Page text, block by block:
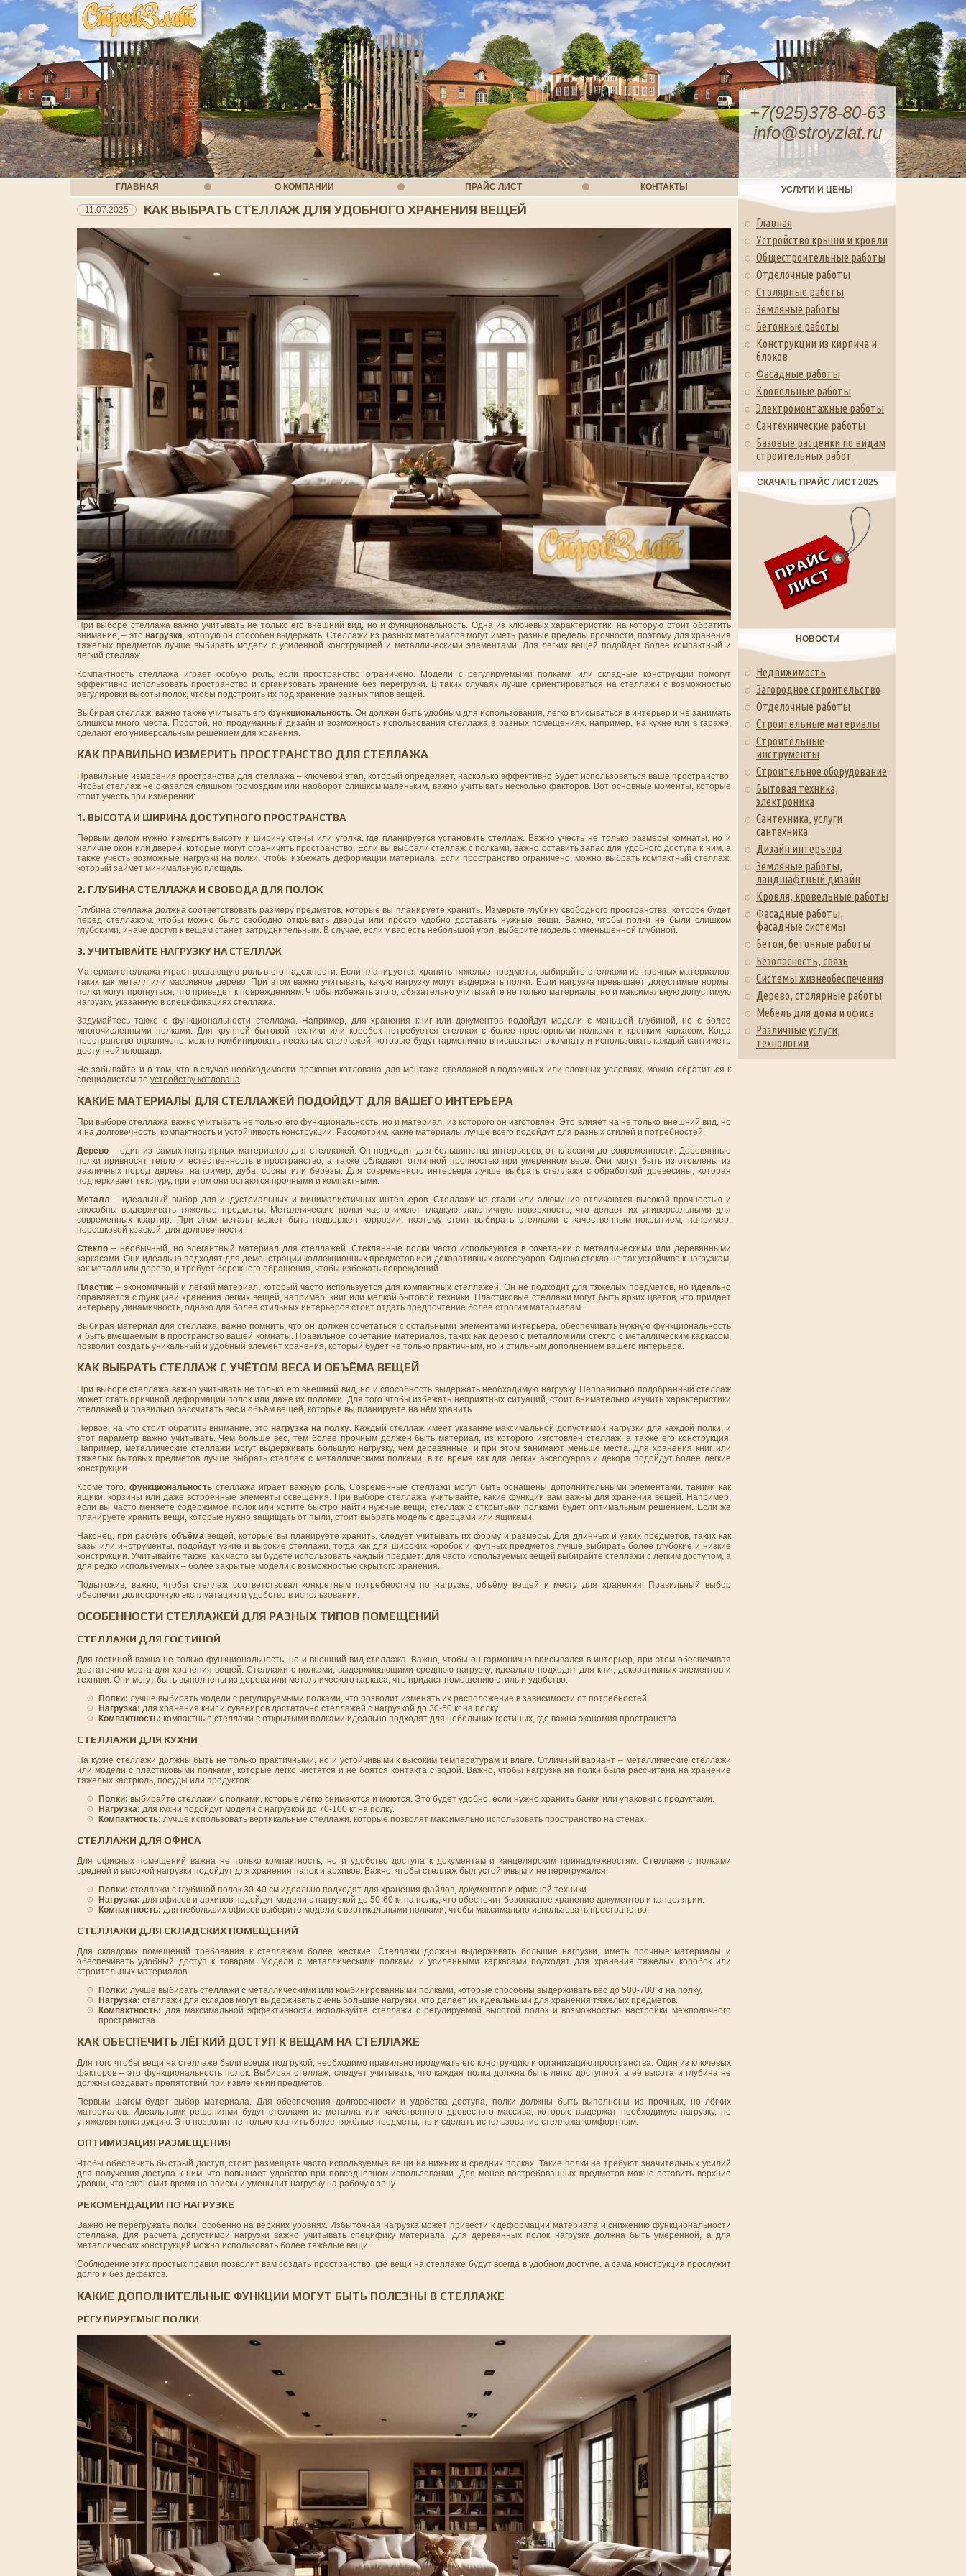
+7(925)378-80-63
info@stroyzlat.ru
ГЛАВНАЯ О КОМПАНИИ ПРАЙС ЛИСТ КОНТАКТЫ
11.07.2025 КАК ВЫБРАТЬ СТЕЛЛАЖ ДЛЯ УДОБНОГО ХРАНЕНИЯ ВЕЩЕЙ
При выборе стеллажа важно учитывать не только его внешний вид, но и функциональность. Одна из ключевых характеристик, на которую стоит обратить
внимание, – это нагрузка, которую он способен выдержать. Стеллажи из разных материалов могут иметь разные пределы прочности, поэтому для хранения
тяжелых предметов лучше выбирать модели с усиленной конструкцией и металлическими элементами. Для легких вещей подойдет более компактный и
легкий стеллаж.
Компактность стеллажа играет особую роль, если пространство ограничено. Модели с регулируемыми полками или складные конструкции помогут
эффективно использовать пространство и организовать хранение без перегрузки. В таких случаях лучше ориентироваться на стеллажи с возможностью
регулировки высоты полок, чтобы подстроить их под хранение разных типов вещей.
Выбирая стеллаж, важно также учитывать его функциональность. Он должен быть удобным для использования, легко вписываться в интерьер и не занимать
слишком много места. Простой, но продуманный дизайн и возможность использования стеллажа в разных помещениях, например, на кухне или в гараже,
сделают его универсальным решением для хранения.
КАК ПРАВИЛЬНО ИЗМЕРИТЬ ПРОСТРАНСТВО ДЛЯ СТЕЛЛАЖА
Правильные измерения пространства для стеллажа – ключевой этап, который определяет, насколько эффективно будет использоваться ваше пространство.
Чтобы стеллаж не оказался слишком громоздким или наоборот слишком маленьким, важно учитывать несколько факторов. Вот основные моменты, которые
стоит учесть при измерении:
1. ВЫСОТА И ШИРИНА ДОСТУПНОГО ПРОСТРАНСТВА
Первым делом нужно измерить высоту и ширину стены или уголка, где планируется установить стеллаж. Важно учесть не только размеры комнаты, но и
наличие окон или дверей, которые могут ограничить пространство. Если вы выбрали стеллаж с полками, важно оставить запас для удобного доступа к ним, а
также учесть возможные нагрузки на полки, чтобы избежать деформации материала. Если пространство ограничено, можно выбрать компактный стеллаж,
который займет минимальную площадь.
2. ГЛУБИНА СТЕЛЛАЖА И СВОБОДА ДЛЯ ПОЛОК
Глубина стеллажа должна соответствовать размеру предметов, которые вы планируете хранить. Измерьте глубину свободного пространства, которое будет
перед стеллажом, чтобы можно было свободно открывать дверцы или просто удобно доставать нужные вещи. Важно, чтобы полки не были слишком
глубокими, иначе доступ к вещам станет затруднительным. В случае, если у вас есть небольшой угол, выберите модель с уменьшенной глубиной.
3. УЧИТЫВАЙТЕ НАГРУЗКУ НА СТЕЛЛАЖ
Материал стеллажа играет решающую роль в его надежности. Если планируется хранить тяжелые предметы, выбирайте стеллажи из прочных материалов,
таких как металл или массивное дерево. При этом важно учитывать, какую нагрузку могут выдержать полки. Если нагрузка превышает допустимые нормы,
полки могут прогнуться, что приведет к повреждениям. Чтобы избежать этого, обязательно учитывайте не только материалы, но и максимальную допустимую
нагрузку, указанную в спецификациях стеллажа.
Задумайтесь также о функциональности стеллажа. Например, для хранения книг или документов подойдут модели с меньшей глубиной, но с более
многочисленными полками. Для крупной бытовой техники или коробок потребуется стеллаж с более просторными полками и крепким каркасом. Когда
пространство ограничено, можно комбинировать несколько стеллажей, которые будут гармонично вписываться в комнату и использовать каждый сантиметр
доступной площади.
Не забывайте и о том, что в случае необходимости прокопки котлована для монтажа стеллажей в подземных или сложных условиях, можно обратиться к
специалистам по устройству котлована
КАКИЕ МАТЕРИАЛЫ ДЛЯ СТЕЛЛАЖЕЙ ПОДОЙДУТ ДЛЯ ВАШЕГО ИНТЕРЬЕРА
При выборе стеллажа важно учитывать не только его функциональность, но и материал, из которого он изготовлен. Это влияет на не только внешний вид, но
и на долговечность, компактность и устойчивость конструкции. Рассмотрим, какие материалы лучше всего подойдут для разных стилей и потребностей.
Дерево – один из самых популярных материалов для стеллажей. Он подходит для большинства интерьеров, от классики до современности. Деревянные
полки привносят тепло и естественность в пространство, а также обладают отличной прочностью при умеренном весе. Они могут быть изготовлены из
различных пород дерева, например, дуба, сосны или берёзы. Для современного интерьера лучше выбрать стеллажи с обработкой древесины, которая
подчеркивает текстуру, при этом они остаются прочными и компактными.
Металл – идеальный выбор для индустриальных и минималистичных интерьеров. Стеллажи из стали или алюминия отличаются высокой прочностью и
способны выдерживать тяжелые предметы. Металлические полки часто имеют гладкую, лаконичную поверхность, что делает их универсальными для
современных квартир. При этом металл может быть подвержен коррозии, поэтому стоит выбирать стеллажи с качественным покрытием, например,
порошковой краской, для долговечности.
Стекло – необычный, но элегантный материал для стеллажей. Стеклянные полки часто используются в сочетании с металлическими или деревянными
каркасами. Они идеально подходят для демонстрации коллекционных предметов или декоративных аксессуаров. Однако стекло не так устойчиво к нагрузкам,
как металл или дерево, и требует бережного обращения, чтобы избежать повреждений.
Пластик – экономичный и легкий материал, который часто используется для компактных стеллажей. Он не подходит для тяжелых предметов, но идеально
справляется с функцией хранения легких вещей, например, книг или мелкой бытовой техники. Пластиковые стеллажи могут быть ярких цветов, что придает
интерьеру динамичность, однако для более стильных интерьеров стоит отдать предпочтение более строгим материалам.
Выбирая материал для стеллажа, важно помнить, что он должен сочетаться с остальными элементами интерьера, обеспечивать нужную функциональность
и быть вмещаемым в пространство вашей комнаты. Правильное сочетание материалов, таких как дерево с металлом или стекло с металлическим каркасом,
позволит создать уникальный и удобный элемент хранения, который будет не только практичным, но и стильным дополнением вашего интерьера.
КАК ВЫБРАТЬ СТЕЛЛАЖ С УЧЁТОМ ВЕСА И ОБЪЁМА ВЕЩЕЙ
При выборе стеллажа важно учитывать не только его внешний вид, но и способность выдержать необходимую нагрузку. Неправильно подобранный стеллаж
может стать причиной деформации полок или даже их поломки. Для того чтобы избежать неприятных ситуаций, стоит внимательно изучить характеристики
стеллажей и правильно рассчитать вес и объём вещей, которые вы планируете на нём хранить.
Первое, на что стоит обратить внимание, это нагрузка на полку . Каждый стеллаж имеет указание максимальной допустимой нагрузки для каждой полки, и
этот параметр важно учитывать. Чем больше вес, тем более прочным должен быть материал, из которого изготовлен стеллаж, а также его конструкция.
Например, металлические стеллажи могут выдерживать большую нагрузку, чем деревянные, и при этом занимают меньше места. Для хранения книг или
тяжёлых бытовых предметов лучше выбрать стеллаж с металлическими полками, в то время как для лёгких аксессуаров и декора подойдут более лёгкие
конструкции.
Кроме того, функциональность стеллажа играет важную роль. Современные стеллажи могут быть оснащены дополнительными элементами, такими как
ящики, корзины или даже встроенные элементы освещения. При выборе стеллажа учитывайте, какие функции вам важны для хранения вещей. Например,
если вы часто меняете содержимое полок или хотите быстро найти нужные вещи, стеллаж с открытыми полками будет оптимальным решением. Если же
планируете хранить вещи, которые нужно защищать от пыли, стоит выбрать модель с дверцами или ящиками.
Наконец, при расчётеобъёма вещей, которые вы планируете хранить, следует учитывать их форму и размеры. Для длинных и узких предметов, таких как
вазы или инструменты, подойдут узкие и высокие стеллажи, тогда как для широких коробок и крупных предметов лучше выбирать более глубокие и низкие
конструкции. Учитывайте также, как часто вы будете использовать каждый предмет: для часто используемых вещей выбирайте стеллажи с лёгким доступом, а
для редко используемых – более закрытые модели с возможностью скрытого хранения.
Подытожив, важно, чтобы стеллаж соответствовал конкретным потребностям по нагрузке, объёму вещей и месту для хранения. Правильный выбор
обеспечит долгосрочную эксплуатацию и удобство в использовании.
ОСОБЕННОСТИ СТЕЛЛАЖЕЙ ДЛЯ РАЗНЫХ ТИПОВ ПОМЕЩЕНИЙ
СТЕЛЛАЖИ ДЛЯ ГОСТИНОЙ
Для гостиной важна не только функциональность, но и внешний вид стеллажа. Важно, чтобы он гармонично вписывался в интерьер, при этом обеспечивая
достаточно места для хранения вещей. Стеллажи с полками, выдерживающими среднюю нагрузку, идеально подходят для книг, декоративных элементов и
техники. Они могут быть выполнены из дерева или металлического каркаса, что придаст помещению стиль и удобство.
Полки: лучше выбирать модели с регулируемыми полками, что позволит изменять их расположение в зависимости от потребностей.
Нагрузка: для хранения книг и сувениров достаточно стеллажей с нагрузкой до 30-50 кг на полку.
Компактность: компактные стеллажи с открытыми полками идеально подходят для небольших гостиных, где важна экономия пространства.
СТЕЛЛАЖИ ДЛЯ КУХНИ
На кухне стеллажи должны быть не только практичными, но и устойчивыми к высоким температурам и влаге. Отличный вариант – металлические стеллажи
или модели с пластиковыми полками, которые легко чистятся и не боятся контакта с водой. Важно, чтобы нагрузка на полки была рассчитана на хранение
тяжёлых кастрюль, посуды или продуктов.
Полки: выбирайте стеллажи с полками, которые легко снимаются и моются. Это будет удобно, если нужно хранить банки или упаковки с продуктами.
Нагрузка: для кухни подойдут модели с нагрузкой до 70-100 кг на полку.
Компактность: лучше использовать вертикальные стеллажи, которые позволят максимально использовать пространство на стенах.
СТЕЛЛАЖИ ДЛЯ ОФИСА
Для офисных помещений важна не только компактность, но и удобство доступа к документам и канцелярским принадлежностям. Стеллажи с полками
средней и высокой нагрузки подойдут для хранения папок и архивов. Важно, чтобы стеллаж был устойчивым и не перегружался.
Полки: стеллажи с глубиной полок 30-40 см идеально подходят для хранения файлов, документов и офисной техники.
Нагрузка: для офисов и архивов подойдут модели с нагрузкой до 50-60 кг на полку, что обеспечит безопасное хранение документов и канцелярии.
Компактность: для небольших офисов выберите модели с вертикальными полками, чтобы максимально использовать пространство.
СТЕЛЛАЖИ ДЛЯ СКЛАДСКИХ ПОМЕЩЕНИЙ
Для складских помещений требования к стеллажам более жесткие. Стеллажи должны выдерживать большие нагрузки, иметь прочные материалы и
обеспечивать удобный доступ к товарам. Модели с металлическими полками и усиленными каркасами подходят для хранения тяжелых коробок или
строительных материалов.
Полки: лучше выбирать стеллажи с металлическими или комбинированными полками, которые способны выдерживать вес до 500-700 кг на полку.
Нагрузка: стеллажи для складов могут выдерживать очень большие нагрузки, что делает их идеальными для хранения тяжелых предметов.
Компактность: для максимальной эффективности используйте стеллажи с регулируемой высотой полок и возможностью настройки межполочного
пространства.
КАК ОБЕСПЕЧИТЬ ЛЁГКИЙ ДОСТУП К ВЕЩАМ НА СТЕЛЛАЖЕ
Для того чтобы вещи на стеллаже были всегда под рукой, необходимо правильно продумать его конструкцию и организацию пространства. Один из ключевых
факторов – это функциональность полок. Выбирая стеллаж, следует учитывать, что каждая полка должна быть легко доступной, а её высота и глубина не
должны создавать препятствий при извлечении предметов.
Первым шагом будет выбор материала. Для обеспечения долговечности и удобства доступа, полки должны быть выполнены из прочных, но лёгких
материалов. Идеальными решениями будут стеллажи из металла или качественного древесного массива, которые выдержат необходимую нагрузку, не
утяжеляя конструкцию. Это позволит не только хранить более тяжёлые предметы, но и сделать использование стеллажа комфортным.
ОПТИМИЗАЦИЯ РАЗМЕЩЕНИЯ
Чтобы обеспечить быстрый доступ, стоит размещать часто используемые вещи на нижних и средних полках. Такие полки не требуют значительных усилий
для получения доступа к ним, что повышает удобство при повседневном использовании. Для менее востребованных предметов можно оставить верхние
уровни, что сэкономит время на поиски и уменьшит нагрузку на рабочую зону.
РЕКОМЕНДАЦИИ ПО НАГРУЗКЕ
Важно не перегружать полки, особенно на верхних уровнях. Избыточная нагрузка может привести к деформации материала и снижению функциональности
стеллажа. Для расчёта допустимой нагрузки важно учитывать специфику материала: для деревянных полок нагрузка должна быть умеренной, а для
металлических конструкций можно использовать более тяжёлые вещи.
Соблюдение этих простых правил позволит вам создать пространство, где вещи на стеллаже будут всегда в удобном доступе, а сама конструкция прослужит
долго и без дефектов.
КАКИЕ ДОПОЛНИТЕЛЬНЫЕ ФУНКЦИИ МОГУТ БЫТЬ ПОЛЕЗНЫ В СТЕЛЛАЖЕ
РЕГУЛИРУЕМЫЕ ПОЛКИ
УСЛУГИ И ЦЕНЫ
Главная
Устройство крыши и кровли
Общестроительные работы
Отделочные работы
Столярные работы
Земляные работы
Бетонные работы
Конструкции из кирпича и
блоков
Фасадные работы
Кровельные работы
Электромонтажные работы
Сантехнические работы
Базовые расценки по видам
строительных работ
СКАЧАТЬ ПРАЙС ЛИСТ 2025
НОВОСТИ
Недвижимость
Загородное строительство
Отделочные работы
Строительные материалы
Строительные
инструменты
Строительное оборудование
Бытовая техника,
электроника
Сантехника, услуги
сантехника
Дизайн интерьера
Земляные работы,
ландшафтный дизайн
Кровля, кровельные работы
Фасадные работы,
фасадные системы
Бетон, бетонные работы
Безопасность, связь
Системы жизнеобеспечения
Дерево, столярные работы
Мебель для дома и офиса
Различные услуги,
технологии